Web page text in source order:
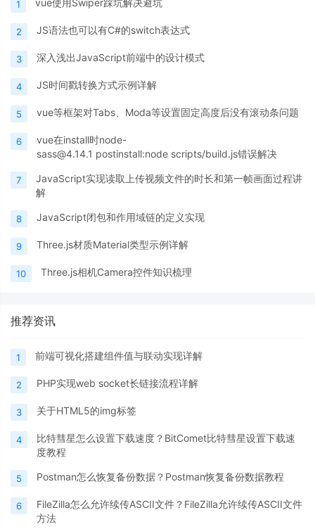
1
2 JS语法也可以有C#的switch表达式
3 深入浅出JavaScript前端中的设计模式
4 JS时间戳转换方式示例详解
5 vue等框架对Tabs、Moda等设置固定高度后没有滚动条问题
6
vue在install时node-
sass@4.14.1 postinstall:node scripts/build.js错误解决
7
JavaScript实现读取上传视频文件的时长和第一帧画面过程讲
解
8 JavaScript闭包和作用域链的定义实现
9 Three.js材质Material类型示例详解
10 Three.js相机Camera控件知识梳理
推荐资讯
1 前端可视化搭建组件值与联动实现详解
2 PHP实现web socket长链接流程详解
3 关于HTML5的img标签
4
比特彗星怎么设置下载速度？BitComet比特彗星设置下载速
度教程
5 Postman怎么恢复备份数据？Postman恢复备份数据教程
6
FileZilla怎么允许续传ASCII文件？FileZilla允许续传ASCII文件
方法